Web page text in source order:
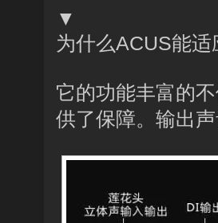
▼
为什么ACUS能
它的功能丰富的
供了保障。输出